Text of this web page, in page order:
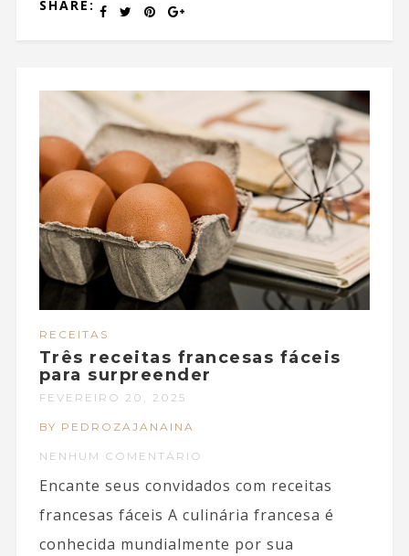
SHARE:
RECEITAS
Três receitas francesas fáceis
para surpreender
FEVEREIRO 20, 2025
BY PEDROZAJANAINA
NENHUM COMENTÁRIO
Encante seus convidados com receitas
francesas fáceis A culinária francesa é
conhecida mundialmente por sua